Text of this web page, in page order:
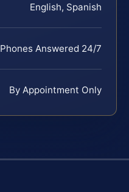
English, Spanish
Phones Answered 24/7
By Appointment Only